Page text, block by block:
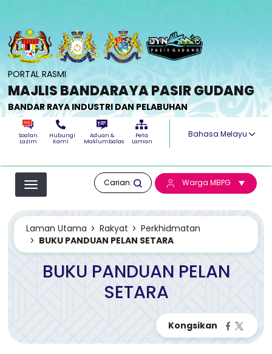
PORTAL RASMI
MAJLIS BANDARAYA PASIR GUDANG
BANDAR RAYA INDUSTRI DAN PELABUHAN
Soalan
Lazim
Hubungi
Kami
Aduan &
Maklumbalas
Peta
Laman
Select your
Carian: Warga MBPG
Laman Utama Rakyat
Perkhidmatan
BUKU PANDUAN PELAN SETARA
BUKU PANDUAN PELAN
SETARA